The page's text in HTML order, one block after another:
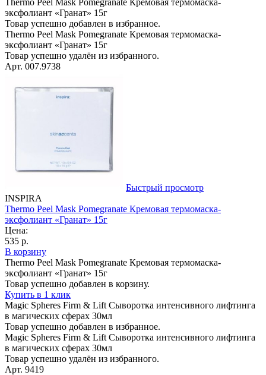
эксфолиант «Гранат» 15г
Товар успешно добавлен в избранное.
Thermo Peel Mask Pomegranate Кремовая термомаска-
эксфолиант «Гранат» 15г
Товар успешно удалён из избранного.
Арт. 007.9738
Быстрый просмотр
INSPIRA
Thermo Peel Mask Pomegranate Кремовая термомаска-
эксфолиант «Гранат» 15г
Цена:
535 р.
В корзину
Thermo Peel Mask Pomegranate Кремовая термомаска-
эксфолиант «Гранат» 15г
Товар успешно добавлен в корзину.
Купить в 1 клик
Magic Spheres Firm & Lift Сыворотка интенсивного лифтинга
в магических сферах 30мл
Товар успешно добавлен в избранное.
Magic Spheres Firm & Lift Сыворотка интенсивного лифтинга
в магических сферах 30мл
Товар успешно удалён из избранного.
Арт. 9419